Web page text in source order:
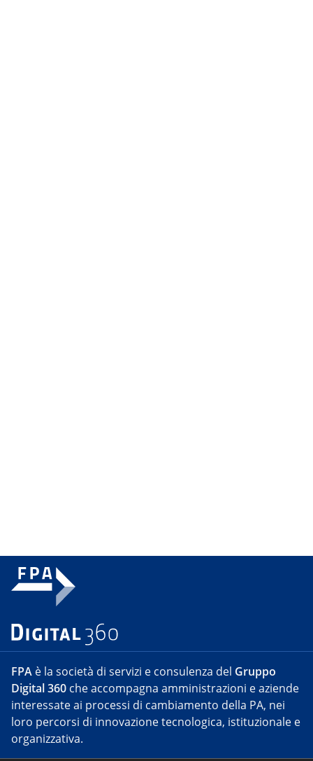
FPA è la società di servizi e consulenza del Gruppo
Digital 360 che accompagna amministrazioni e aziende
interessate ai processi di cambiamento della PA, nei
loro percorsi di innovazione tecnologica, istituzionale e
organizzativa.